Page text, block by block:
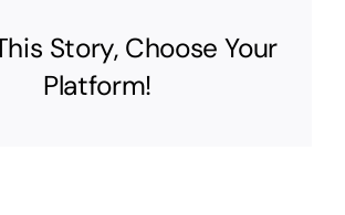
Story, Choose Your
Platform!